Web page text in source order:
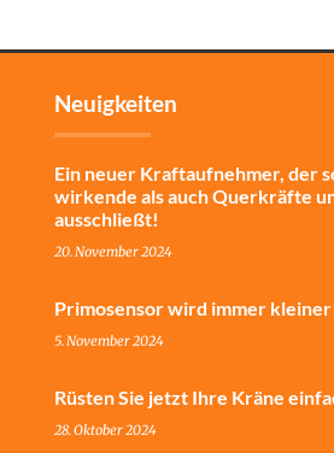
Neuigkeiten
Ein neuer Kraftaufnehmer, der
wirkende als auch Querkräfte
ausschließt!
20. November 2024
Primosensor wird immer
5. November 2024
Rüsten Sie jetzt Ihre Kräne
28. Oktober 2024